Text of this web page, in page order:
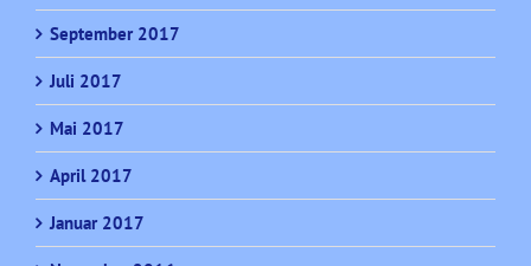
September 2017
Juli 2017
Mai 2017
April 2017
Januar 2017